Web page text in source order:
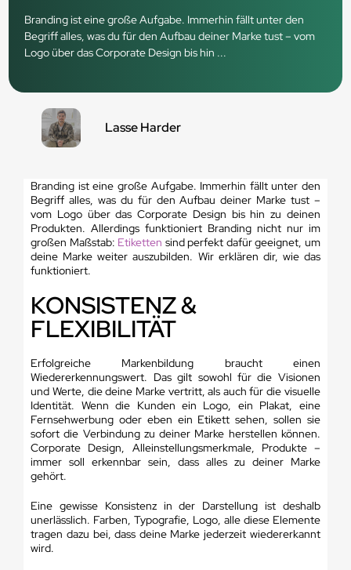
Branding ist eine große Aufgabe. Immerhin fällt unter den
Begriff alles, was du für den Aufbau deiner Marke tust – vom
Logo über das Corporate Design bis hin ...
Branding ist eine große Aufgabe. Immerhin fällt unter den
Begriff alles, was du für den Aufbau deiner Marke tust –
vom Logo über das Corporate Design bis hin zu deinen
Produkten. Allerdings funktioniert Branding nicht nur im
großen Maßstab: Etiketten sind perfekt dafür geeignet, um
deine Marke weiter auszubilden. Wir erklären dir, wie das
funktioniert.
KONSISTENZ &
FLEXIBILITÄT
Erfolgreiche Markenbildung braucht einen
Wiedererkennungswert. Das gilt sowohl für die Visionen
und Werte, die deine Marke vertritt, als auch für die visuelle
Identität. Wenn die Kunden ein Logo, ein Plakat, eine
Fernsehwerbung oder eben ein Etikett sehen, sollen sie
sofort die Verbindung zu deiner Marke herstellen können.
Corporate Design, Alleinstellungsmerkmale, Produkte –
immer soll erkennbar sein, dass alles zu deiner Marke
gehört.
Eine gewisse Konsistenz in der Darstellung ist deshalb
unerlässlich. Farben, Typografie, Logo, alle diese Elemente
tragen dazu bei, dass deine Marke jederzeit wiedererkannt
wird.
Lasse Harder